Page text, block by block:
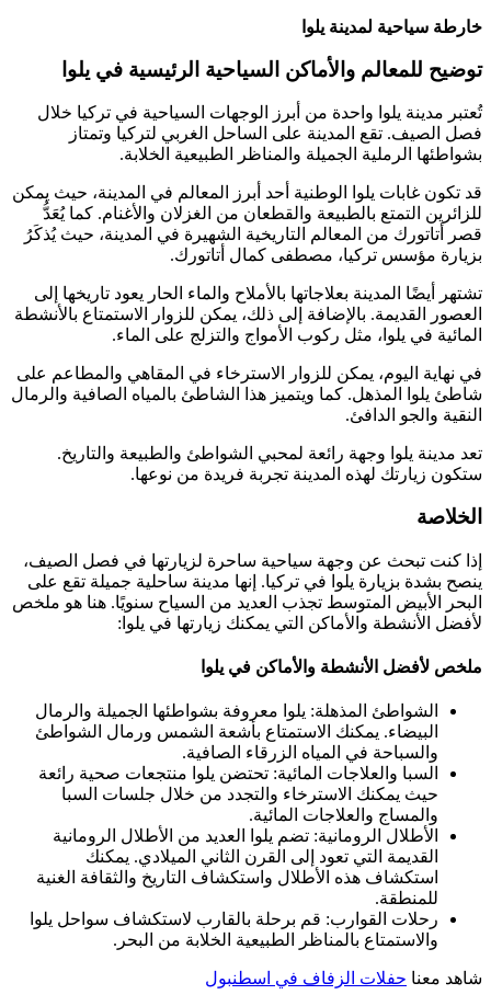
خارطة سياحية لمدينة يلوا
توضيح للمعالم والأماكن السياحية الرئيسية في يلوا
تُعتبر مدينة يلوا واحدة من أبرز الوجهات السياحية في تركيا خلال
فصل الصيف. تقع المدينة على الساحل الغربي لتركيا وتمتاز
بشواطئها الرملية الجميلة والمناظر الطبيعية الخلابة.
قد تكون غابات يلوا الوطنية أحد أبرز المعالم في المدينة، حيث يمكن
للزائرين التمتع بالطبيعة والقطعان من الغزلان والأغنام. كما يُعَدُّ
قصر أتاتورك من المعالم التاريخية الشهيرة في المدينة، حيث يُذكَرُ
بزيارة مؤسس تركيا، مصطفى كمال أتاتورك.
تشتهر أيضًا المدينة بعلاجاتها بالأملاح والماء الحار يعود تاريخها إلى
العصور القديمة. بالإضافة إلى ذلك، يمكن للزوار الاستمتاع بالأنشطة
المائية في يلوا، مثل ركوب الأمواج والتزلج على الماء.
في نهاية اليوم، يمكن للزوار الاسترخاء في المقاهي والمطاعم على
شاطئ يلوا المذهل. كما ويتميز هذا الشاطئ بالمياه الصافية والرمال
النقية والجو الدافئ.
تعد مدينة يلوا وجهة رائعة لمحبي الشواطئ والطبيعة والتاريخ.
ستكون زيارتك لهذه المدينة تجربة فريدة من نوعها.
الخلاصة
إذا كنت تبحث عن وجهة سياحية ساحرة لزيارتها في فصل الصيف،
ينصح بشدة بزيارة يلوا في تركيا. إنها مدينة ساحلية جميلة تقع على
البحر الأبيض المتوسط ​​تجذب العديد من السياح سنويًا. هنا هو ملخص
لأفضل الأنشطة والأماكن التي يمكنك زيارتها في يلوا:
ملخص لأفضل الأنشطة والأماكن في يلوا
الشواطئ المذهلة: يلوا معروفة بشواطئها الجميلة والرمال
البيضاء. يمكنك الاستمتاع بأشعة الشمس ورمال الشواطئ
والسباحة في المياه الزرقاء الصافية.
السبا والعلاجات المائية: تحتضن يلوا منتجعات صحية رائعة
حيث يمكنك الاسترخاء والتجدد من خلال جلسات السبا
والمساج والعلاجات المائية.
الأطلال الرومانية: تضم يلوا العديد من الأطلال الرومانية
القديمة التي تعود إلى القرن الثاني الميلادي. يمكنك
استكشاف هذه الأطلال واستكشاف التاريخ والثقافة الغنية
للمنطقة.
رحلات القوارب: قم برحلة بالقارب لاستكشاف سواحل يلوا
والاستمتاع بالمناظر الطبيعية الخلابة من البحر.
شاهد معنا حفلات الزفاف في اسطنبول